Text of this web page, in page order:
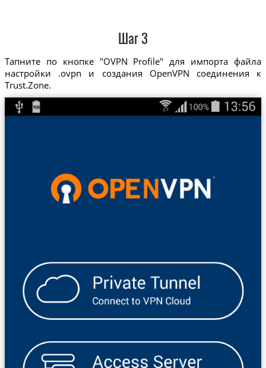
Шаг 3
Тапните по кнопке "OVPN Profile" для импорта файла
настройки .ovpn и создания OpenVPN соединения к
Trust.Zone.